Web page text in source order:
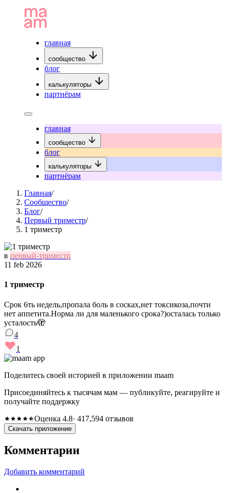
главная
сообщество
блог
калькуляторы
партнёрам
главная
сообщество
блог
калькуляторы
партнёрам
Главная/
Сообщество/
Блог/
Первый триместр/
1 триместр
в первый-триместр
11 feb 2026
1 триместр
Срок 6ть недель,пропала боль в сосках,нет токсикоза,почти
нет аппетита.Норма ли для маленького срока?)осталась только
усталость🫣
4
1
Поделитесь своей историей в приложении maam
Присоединяйтесь к тысячам мам — публикуйте, реагируйте и
получайте поддержку
Оценка 4.8· 417,594 отзывов
Скачать приложение
Комментарии
Добавить комментарий